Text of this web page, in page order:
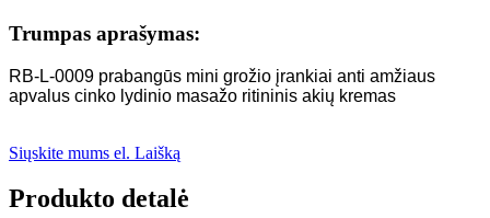
Trumpas aprašymas:
RB-L-0009 prabangūs mini grožio įrankiai anti amžiaus
apvalus cinko lydinio masažo ritininis akių kremas
Siųskite mums el. Laišką
Produkto detalė